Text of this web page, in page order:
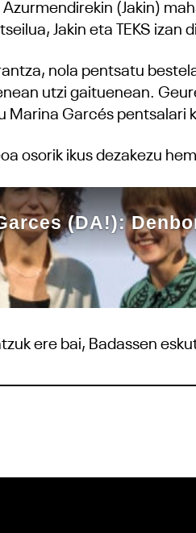
(Jakin)
Jakin eta TEKS izan
nola pentsatu
utzi gaituenean.
Marina Garcés pentsalari
osorik ikus dezakezu
ere bai, Badassen